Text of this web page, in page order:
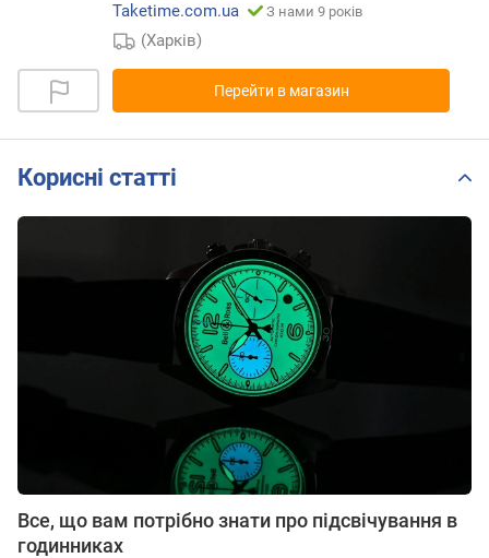
Taketime.com.ua
З нами 9 років
(Харків)
Перейти в магазин
Корисні статті
Все, що вам потрібно знати про підсвічування в
годинниках